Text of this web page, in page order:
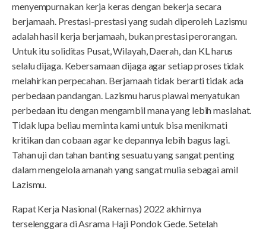
menyempurnakan kerja keras dengan bekerja secara
berjamaah. Prestasi-prestasi yang sudah diperoleh Lazismu
adalah hasil kerja berjamaah, bukan prestasi perorangan.
Untuk itu soliditas Pusat, Wilayah, Daerah, dan KL harus
selalu dijaga. Kebersamaan dijaga agar setiap proses tidak
melahirkan perpecahan. Berjamaah tidak berarti tidak ada
perbedaan pandangan. Lazismu harus piawai menyatukan
perbedaan itu dengan mengambil mana yang lebih maslahat.
Tidak lupa beliau meminta kami untuk bisa menikmati
kritikan dan cobaan agar ke depannya lebih bagus lagi.
Tahan uji dan tahan banting sesuatu yang sangat penting
dalam mengelola amanah yang sangat mulia sebagai amil
Lazismu.
Rapat Kerja Nasional (Rakernas) 2022 akhirnya
terselenggara di Asrama Haji Pondok Gede. Setelah